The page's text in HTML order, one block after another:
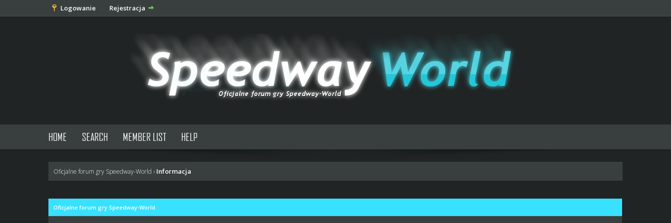
Logowanie Rejestracja
HOME SEARCH MEMBER LIST HELP
Oficjalne forum gry Speedway-World › Informacja
Oficjalne forum gry Speedway-World